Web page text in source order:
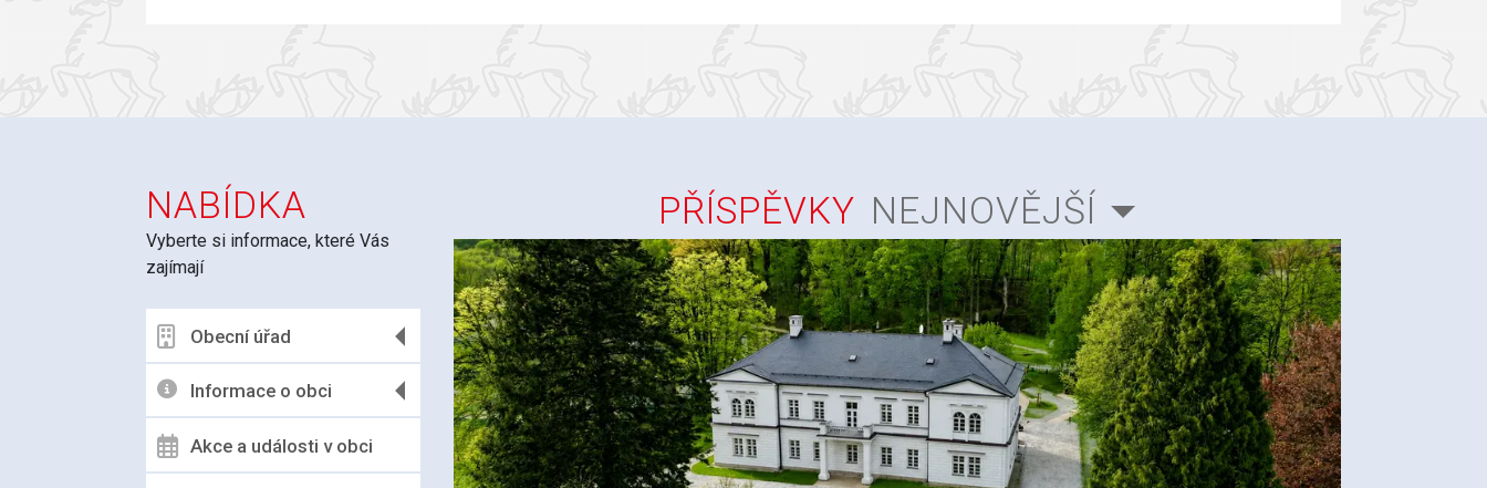
NABÍDKA
Vyberte si informace, které Vás
zajímají
Obecní úřad
Informace o obci
Akce a události v obci
PŘÍSPĚVKY NEJNOVĚJŠÍ